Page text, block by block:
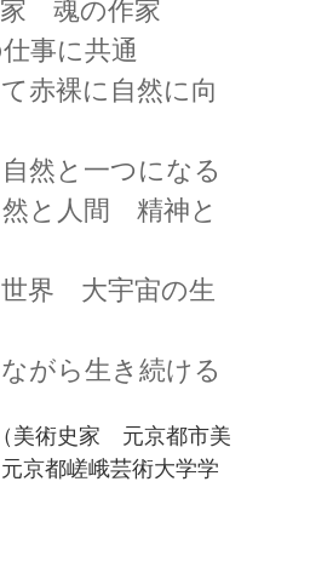
魂の作家
事に共通
赤裸に自然に向
然と一つになる
と人間 精神と
界 大宇宙の生
がら生き続ける
美術史家 元京都市美
京都嵯峨芸術大学学